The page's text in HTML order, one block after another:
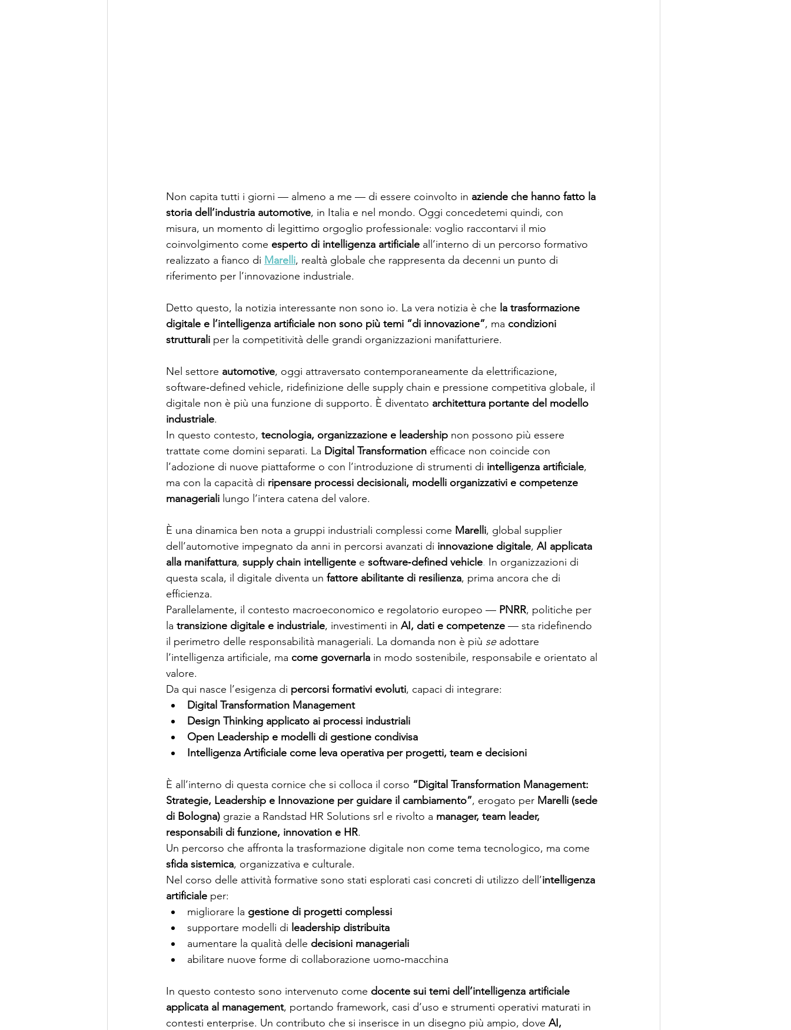
Non capita tutti i giorni — almeno a me — di essere coinvolto in aziende che hanno fatto la
storia dell’industria automotive, in Italia e nel mondo. Oggi concedetemi quindi, con
misura, un momento di legittimo orgoglio professionale: voglio raccontarvi il mio
coinvolgimento come esperto di intelligenza artificiale all’interno di un percorso formativo
realizzato a fianco di Marelli, realtà globale che rappresenta da decenni un punto di
riferimento per l’innovazione industriale.
Detto questo, la notizia interessante non sono io. La vera notizia è che la trasformazione
digitale e l’intelligenza artificiale non sono più temi “di innovazione”, ma condizioni
strutturali per la competitività delle grandi organizzazioni manifatturiere.
Nel settore automotive, oggi attraversato contemporaneamente da elettrificazione,
software‑defined vehicle, ridefinizione delle supply chain e pressione competitiva globale, il
digitale non è più una funzione di supporto. È diventato architettura portante del modello
industriale.
In questo contesto, tecnologia, organizzazione e leadership non possono più essere
trattate come domini separati. La Digital Transformation efficace non coincide con
l’adozione di nuove piattaforme o con l’introduzione di strumenti di intelligenza artificiale,
ma con la capacità di ripensare processi decisionali, modelli organizzativi e competenze
manageriali lungo l’intera catena del valore.
È una dinamica ben nota a gruppi industriali complessi come Marelli, global supplier
dell’automotive impegnato da anni in percorsi avanzati di innovazione digitale, AI applicata
alla manifattura, supply chain intelligente e software‑defined vehicle. In organizzazioni di
questa scala, il digitale diventa un fattore abilitante di resilienza, prima ancora che di
efficienza.
Parallelamente, il contesto macroeconomico e regolatorio europeo — PNRR, politiche per
la transizione digitale e industriale, investimenti in AI, dati e competenze — sta ridefinendo
il perimetro delle responsabilità manageriali. La domanda non è più se adottare
l’intelligenza artificiale, ma come governarla in modo sostenibile, responsabile e orientato al
valore.
Da qui nasce l’esigenza di percorsi formativi evoluti, capaci di integrare:
Digital Transformation Management
Design Thinking applicato ai processi industriali
Open Leadership e modelli di gestione condivisa
Intelligenza Artificiale come leva operativa per progetti, team e decisioni
È all’interno di questa cornice che si colloca il corso “Digital Transformation Management:
Strategie, Leadership e Innovazione per guidare il cambiamento”, erogato per Marelli (sede
di Bologna) grazie a Randstad HR Solutions srl e rivolto a manager, team leader,
responsabili di funzione, innovation e HR.
Un percorso che affronta la trasformazione digitale non come tema tecnologico, ma come
sfida sistemica, organizzativa e culturale.
Nel corso delle attività formative sono stati esplorati casi concreti di utilizzo dell’intelligenza
artificiale per:
migliorare la gestione di progetti complessi
supportare modelli di leadership distribuita
aumentare la qualità delle decisioni manageriali
abilitare nuove forme di collaborazione uomo‑macchina
In questo contesto sono intervenuto come docente sui temi dell’intelligenza artificiale
applicata al management, portando framework, casi d’uso e strumenti operativi maturati in
contesti enterprise. Un contributo che si inserisce in un disegno più ampio, dove AI,